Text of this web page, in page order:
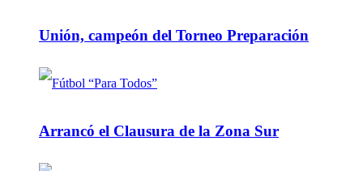
Unión, campeón del Torneo Preparación
Arrancó el Clausura de la Zona Sur